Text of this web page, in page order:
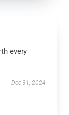
every
Dec 31, 2024